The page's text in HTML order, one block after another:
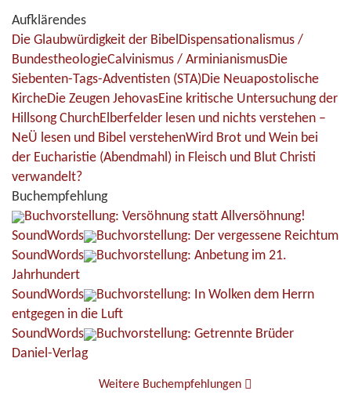
Aufklärendes
Die Glaubwürdigkeit der BibelDispensationalismus /
BundestheologieCalvinismus / ArminianismusDie
Siebenten-Tags-Adventisten (STA)Die Neuapostolische
KircheDie Zeugen JehovasEine kritische Untersuchung der
Hillsong ChurchElberfelder lesen und nichts verstehen –
NeÜ lesen und Bibel verstehenWird Brot und Wein bei
der Eucharistie (Abendmahl) in Fleisch und Blut Christi
verwandelt?
Buchempfehlung
Buchvorstellung: Versöhnung statt Allversöhnung!
SoundWords
Buchvorstellung: Der vergessene Reichtum
SoundWords
Buchvorstellung: Anbetung im 21.
Jahrhundert
SoundWords
Buchvorstellung: In Wolken dem Herrn
entgegen in die Luft
SoundWords
Buchvorstellung: Getrennte Brüder
Daniel-Verlag
Weitere Buchempfehlungen